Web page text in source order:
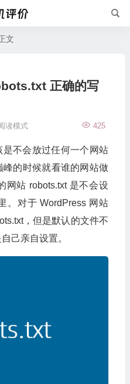
文
正确的写
425
读模式
不会放过任何一个网站
的时候就看谁的网站做
网站 robots.txt 是不会设
。对于 WordPress 网站
，但是默认的文件不
己亲自设置。